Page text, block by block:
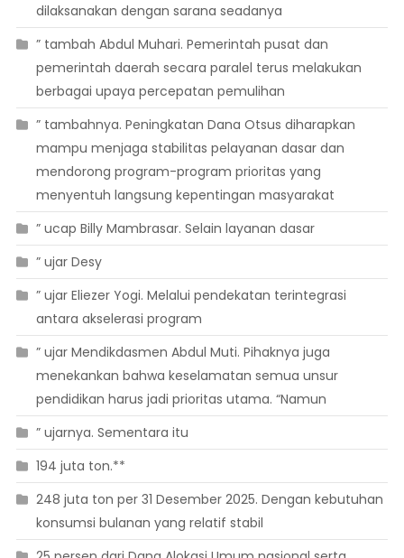
dilaksanakan dengan sarana seadanya
” tambah Abdul Muhari. Pemerintah pusat dan
pemerintah daerah secara paralel terus melakukan
berbagai upaya percepatan pemulihan
” tambahnya. Peningkatan Dana Otsus diharapkan
mampu menjaga stabilitas pelayanan dasar dan
mendorong program-program prioritas yang
menyentuh langsung kepentingan masyarakat
” ucap Billy Mambrasar. Selain layanan dasar
” ujar Desy
” ujar Eliezer Yogi. Melalui pendekatan terintegrasi
antara akselerasi program
” ujar Mendikdasmen Abdul Muti. Pihaknya juga
menekankan bahwa keselamatan semua unsur
pendidikan harus jadi prioritas utama. “Namun
” ujarnya. Sementara itu
194 juta ton.**
248 juta ton per 31 Desember 2025. Dengan kebutuhan
konsumsi bulanan yang relatif stabil